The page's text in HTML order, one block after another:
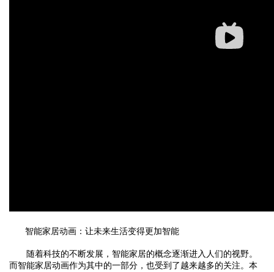
智能家居动画：让未来生活变得更加智能
随着科技的不断发展，智能家居的概念逐渐进入人们的视野。
而智能家居动画作为其中的一部分，也受到了越来越多的关注。本